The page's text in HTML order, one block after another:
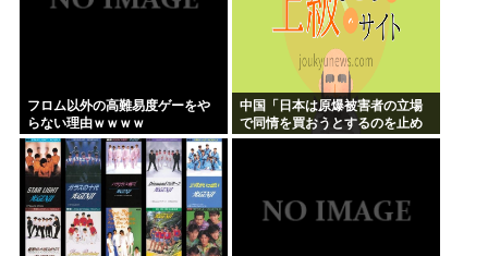
フロム以外の高難易度ゲーをや
らない理由ｗｗｗｗ
中国「日本は原爆被害者の立場
で同情を買おうとするのを止め
ろ」